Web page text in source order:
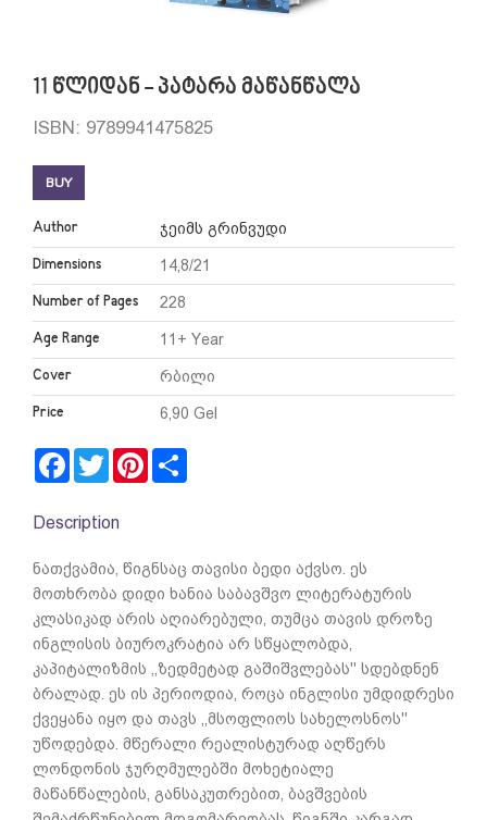
11 წლიდან - პატარა მაწანწალა
ISBN: 9789941475825
BUY
Author ჯეიმს გრინვუდი
Dimensions 14,8/21
Number of Pages 228
Age Range 11+ Year
Cover რბილი
Price 6,90 Gel
Facebook
TwitterPinterest
Description
ნათქვამია, წიგნსაც თავისი ბედი აქვსო. ეს
მოთხრობა დიდი ხანია საბავშვო ლიტერატურის
კლასიკად არის აღიარებული, თუმცა თავის დროზე
ინგლისის ბიუროკრატია არ სწყალობდა,
კაპიტალიზმის ,,ზედმეტად გაშიშვლებას'' სდებდნენ
ბრალად. ეს ის პერიოდია, როცა ინგლისი უმდიდრესი
ქვეყანა იყო და თავს ,,მსოფლიოს სახელოსნოს''
უწოდებდა. მწერალი რეალისტურად აღწერს
ლონდონის ჯურღმულებში მოხეტიალე
მაწანწალების, განსაკუთრებით, ბავშვების